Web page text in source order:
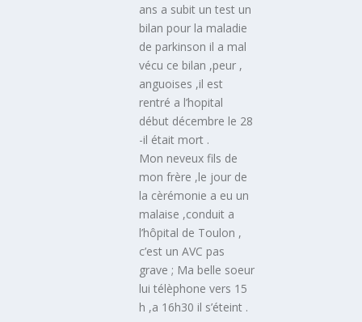
ans a subit un test un
bilan pour la maladie
de parkinson il a mal
vécu ce bilan ,peur ,
anguoises ,il est
rentré a l’hopital
début décembre le 28
-il était mort .
Mon neveux fils de
mon frère ,le jour de
la cèrémonie a eu un
malaise ,conduit a
l’hôpital de Toulon ,
c’est un AVC pas
grave ; Ma belle soeur
lui télèphone vers 15
h ,a 16h30 il s’éteint .